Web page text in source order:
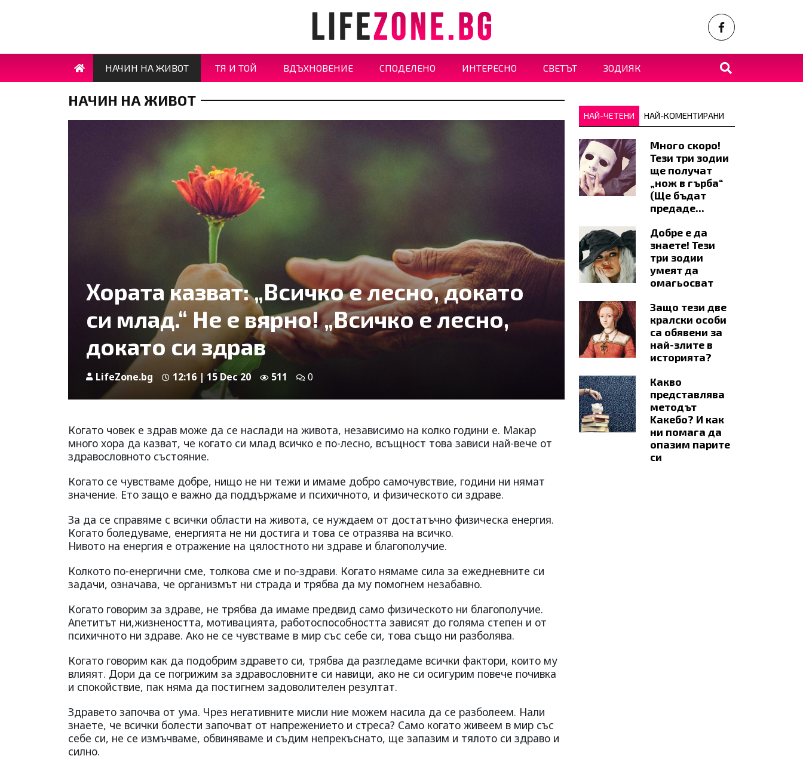
НАЧИН НА ЖИВОТ ТЯ И ТОЙ ВДЪХНОВЕНИЕ СПОДЕЛЕНО ИНТЕРЕСНО СВЕТЪТ ЗОДИЯК
НАЧИН НА ЖИВОТ
Хората казват: „Всичко е лесно, докато
си млад.“ Не е вярно! „Всичко е лесно,
докато си здрав
LifeZone.bg 12:16 | 15 Dec 20 511 0
Когато човек е здрав може да се наслади на живота, независимо на колко години е. Макар
много хора да казват, че когато си млад всичко е по-лесно, всъщност това зависи най-вече от
здравословното състояние.
Когато се чувстваме добре, нищо не ни тежи и имаме добро самочувствие, години ни нямат
значение. Ето защо е важно да поддържаме и психичното, и физическото си здраве.
За да се справяме с всички области на живота, се нуждаем от достатъчно физическа енергия.
Когато боледуваме, енергията не ни достига и това се отразява на всичко.
Нивото на енергия е отражение на цялостното ни здраве и благополучие.
Колкото по-енергични сме, толкова сме и по-здрави. Когато нямаме сила за ежедневните си
задачи, означава, че организмът ни страда и трябва да му помогнем незабавно.
Когато говорим за здраве, не трябва да имаме предвид само физическото ни благополучие.
Апетитът ни,жизнеността, мотивацията, работоспособността зависят до голяма степен и от
психичното ни здраве. Ако не се чувстваме в мир със себе си, това също ни разболява.
Когато говорим как да подобрим здравето си, трябва да разгледаме всички фактори, които му
влияят. Дори да се погрижим за здравословните си навици, ако не си осигурим повече почивка
и спокойствие, пак няма да постигнем задоволителен резултат.
Здравето започва от ума. Чрез негативните мисли ние можем насила да се разболеем. Нали
знаете, че всички болести започват от напрежението и стреса? Само когато живеем в мир със
себе си, не се измъчваме, обвиняваме и съдим непрекъснато, ще запазим и тялото си здраво и
силно.
НАЙ-ЧЕТЕНИ НАЙ-КОМЕНТИРАНИ
Много скоро!
Тези три зодии
ще получат
„нож в гърба“
(Ще бъдат
предаде...
Добре е да
знаете! Тези
три зодии
умеят да
омагьосват
Защо тези две
кралски особи
са обявени за
най-злите в
историята?
Какво
представлява
методът
Kaкебо? И как
ни помага да
опазим парите
си